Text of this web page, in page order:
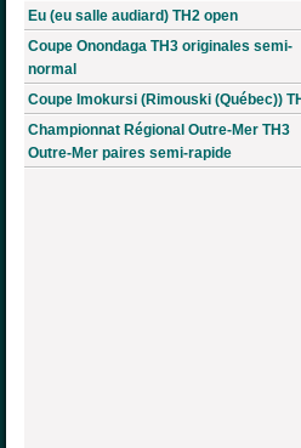
Eu (eu salle audiard) TH2 open
Coupe Onondaga TH3 originales semi-
normal
Coupe Imokursi (Rimouski (Québec))
Championnat Régional Outre-Mer TH3
Outre-Mer paires semi-rapide